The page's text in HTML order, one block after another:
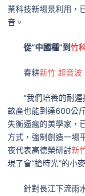
業科技新場景利用，
音。
從“中國種”到竹
春耕新竹 超音波
“我們培養的耐遲
畝產也能到達600公
失衡逼瘋的美學家，
方式，強制創造一場
夜代表高德榮研討新
現了會“搶時光”的小
針對長江下流雨